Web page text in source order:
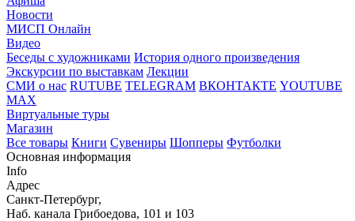
Новости
МИСП Онлайн
Видео
Беседы с художниками История одного произведения
Экскурсии по выставкам Лекции
СМИ о нас RUTUBE TELEGRAM ВКОНТАКТЕ YOUTUBE
MAX
Виртуальные туры
Магазин
Все товары Книги Сувениры Шопперы Футболки
Основная информация
Info
Адрес
Санкт-Петербург,
Наб. канала Грибоедова, 101 и 103